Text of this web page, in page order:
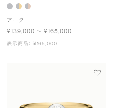
アーク
¥139,000 〜 ¥165,000
表示商品： ¥165,000